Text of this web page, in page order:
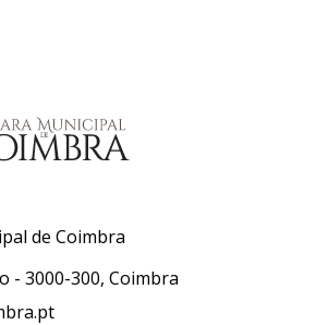
de Coimbra
- 3000-300, Coimbra